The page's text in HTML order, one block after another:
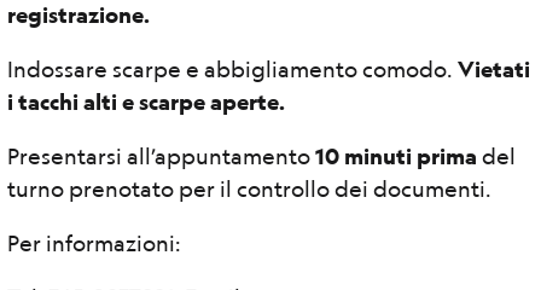
registrazione.
Indossare scarpe e abbigliamento comodo. Vietati
i tacchi alti e scarpe aperte.
Presentarsi all’appuntamento10 minuti prima del
turno prenotato per il controllo dei documenti.
Per informazioni: